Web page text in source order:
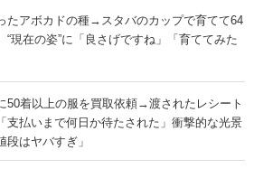
たアボカドの種→スタバのカップで育てて64
在の姿”に「良さげですね」「育ててみた
50着以上の服を買取依頼→渡されたレシート
払いまで何日か待たされた」衝撃的な光景
段はヤバすぎ」